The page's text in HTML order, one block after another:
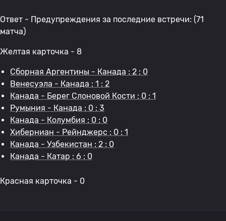
Ответ - Предупреждения за последние встречи: (71
матча)
Желтая карточка - 8
Сборная Аргентины - Канада : 2 : 0
Венесуэла - Канада : 1 : 2
Канада - Берег Слоновой Кости : 0 : 1
Румыния - Канада : 0 : 3
Канада - Колумбия : 0 : 0
Хиберниан - Рейнджерс : 0 : 1
Канада - Узбекистан : 2 : 0
Канада - Катар : 6 : 0
Красная карточка - 0